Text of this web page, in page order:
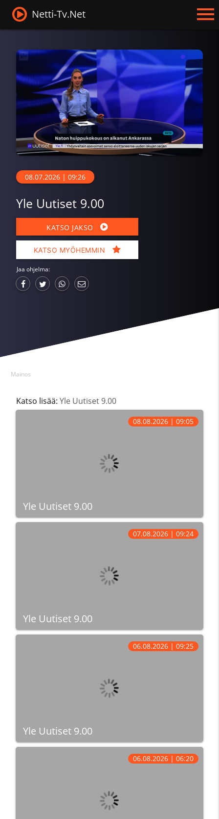
Netti-Tv.Net
08.07.2026 | 09:26
Yle Uutiset 9.00
KATSO JAKSO
KATSO MYÖHEMMIN
Jaa ohjelma:
Mainos
Katso lisää: Yle Uutiset 9.00
Yle Uutiset 9.00
08.08.2026 | 09:05
Yle Uutiset 9.00
07.08.2026 | 09:24
Yle Uutiset 9.00
06.08.2026 | 09:25
06.08.2026 | 06:20